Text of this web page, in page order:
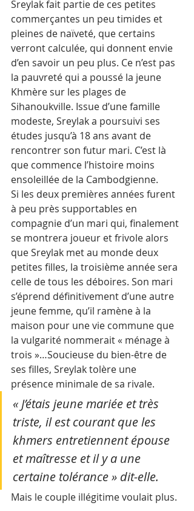
Sreylak fait partie de ces petites
commerçantes un peu timides et
pleines de naïveté, que certains
verront calculée, qui donnent envie
d’en savoir un peu plus. Ce n’est pas
la pauvreté qui a poussé la jeune
Khmère sur les plages de
Sihanoukville. Issue d’une famille
modeste, Sreylak a poursuivi ses
études jusqu’à 18 ans avant de
rencontrer son futur mari. C’est là
que commence l’histoire moins
ensoleillée de la Cambodgienne.
Si les deux premières années furent
à peu près supportables en
compagnie d’un mari qui, finalement
se montrera joueur et frivole alors
que Sreylak met au monde deux
petites filles, la troisième année sera
celle de tous les déboires. Son mari
s’éprend définitivement d’une autre
jeune femme, qu’il ramène à la
maison pour une vie commune que
la vulgarité nommerait « ménage à
trois »…Soucieuse du bien-être de
ses filles, Sreylak tolère une
présence minimale de sa rivale.
« J’étais jeune mariée et très
triste, il est courant que les
khmers entretiennent épouse
et maîtresse et il y a une
certaine tolérance » dit-elle.
Mais le couple illégitime voulait plus.